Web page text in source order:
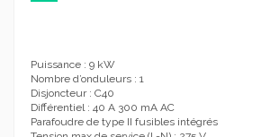
Puissance : 9 kW
Nombre d’onduleurs : 1
Disjoncteur : C40
Différentiel : 40 A 300 mA AC
Parafoudre de type II fusibles intégrés